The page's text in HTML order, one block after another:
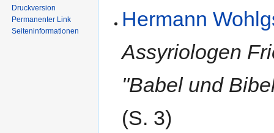
Hermann
Assyriologen
"Babel und
(S. 3)
Druckversion
Permanenter Link
Seiten­informationen